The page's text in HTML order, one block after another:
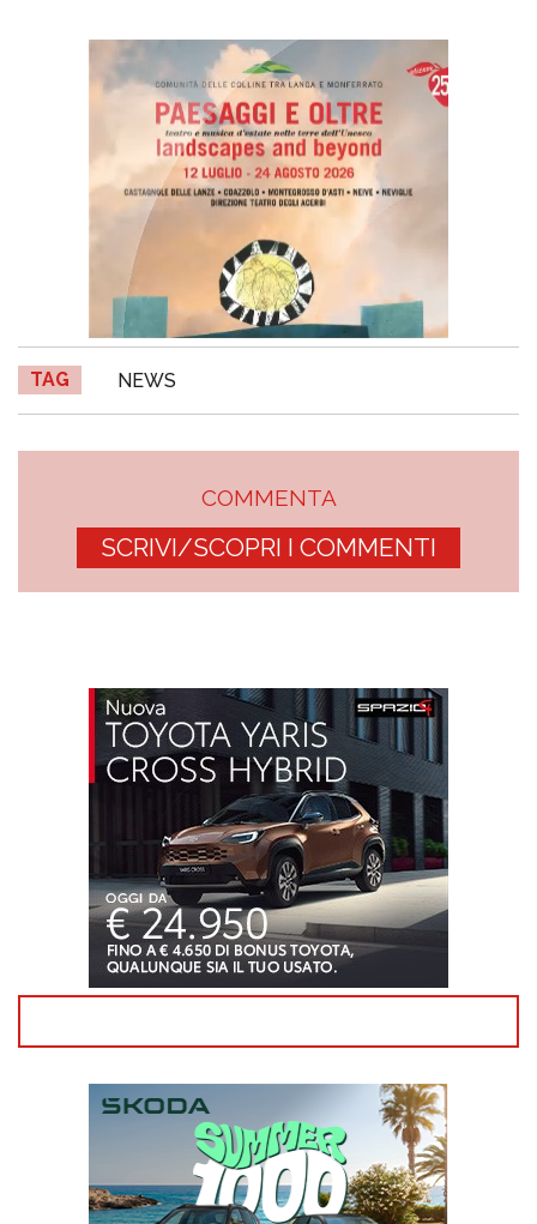
TAG NEWS
COMMENTA
SCRIVI/SCOPRI I COMMENTI